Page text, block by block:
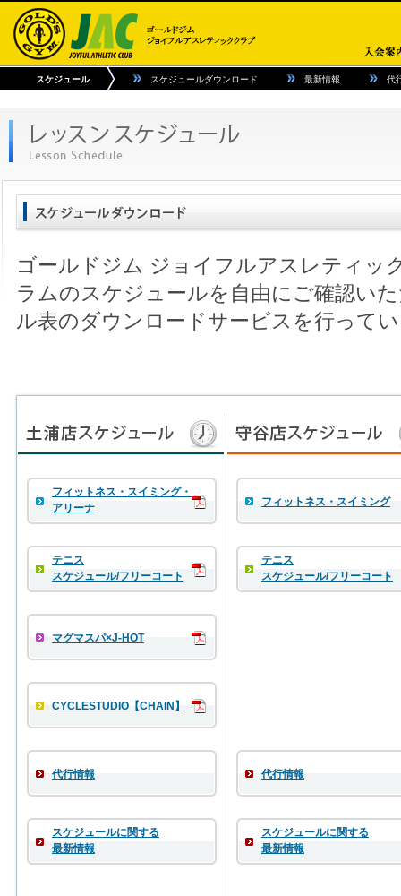
スケジュール スケジュールダウンロード 最新情報 代
ゴールドジム ジョイフルアスレティッ
ラムのスケジュールを自由にご確認い
ル表のダウンロードサービスを行って
フィットネス・スイミング・
アリーナ
テニス
スケジュール/フリーコート
マグマスパ×J-HOT
CYCLESTUDIO【CHAIN】
代行情報
スケジュールに関する
最新情報
フィットネス・スイミング
テニス
スケジュール/フリーコート
代行情報
スケジュールに関する
最新情報